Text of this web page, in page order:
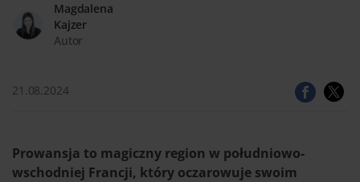
Magdalena
Kajzer
Autor
21.08.2024
Prowansja to magiczny region w południowo-
wschodniej Francji, który oczarowuje swoim